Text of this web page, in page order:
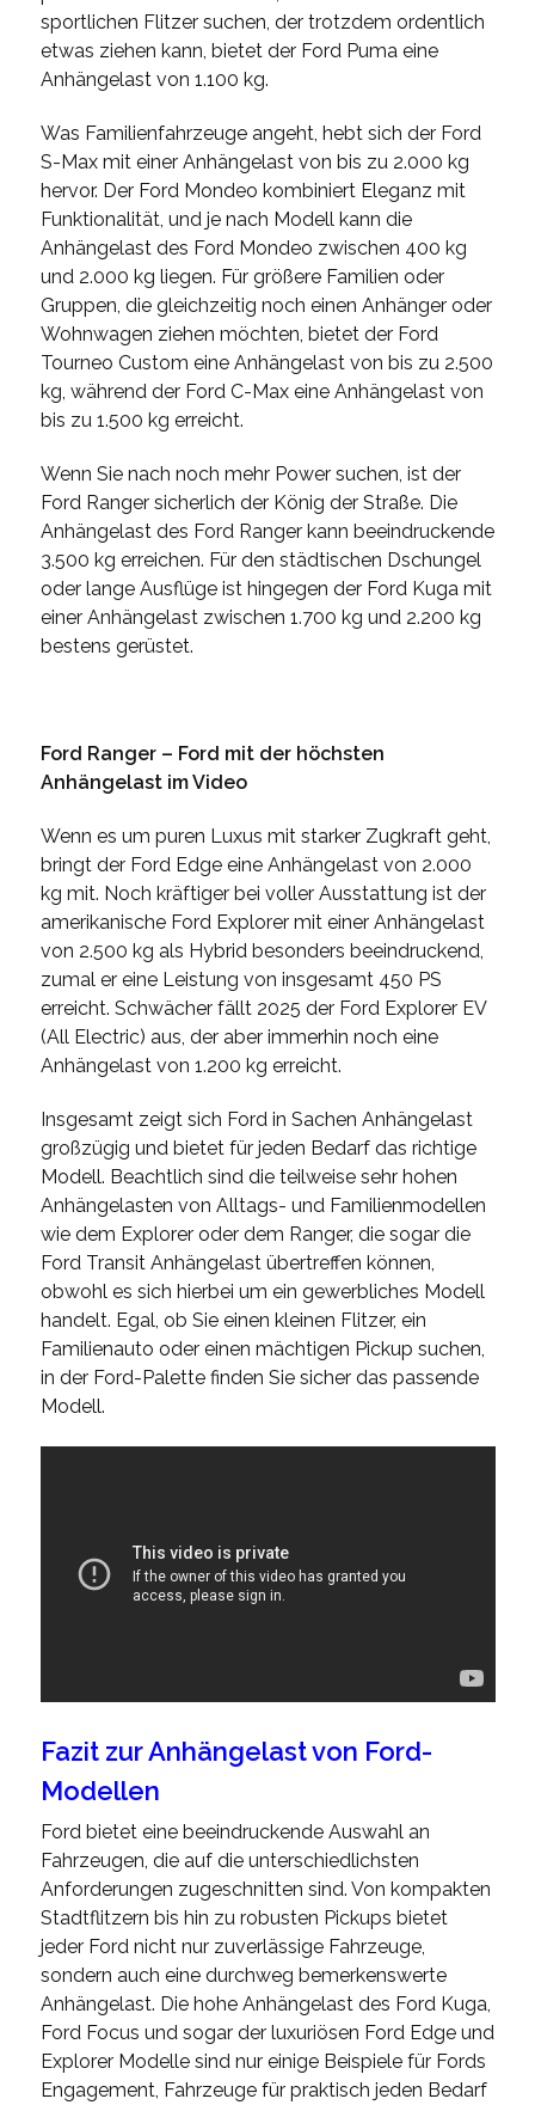
sportlichen Flitzer suchen, der trotzdem ordentlich
etwas ziehen kann, bietet der Ford Puma eine
Anhängelast von 1.100 kg.
Was Familienfahrzeuge angeht, hebt sich der Ford
S-Max mit einer Anhängelast von bis zu 2.000 kg
hervor. Der Ford Mondeo kombiniert Eleganz mit
Funktionalität, und je nach Modell kann die
Anhängelast des Ford Mondeo zwischen 400 kg
und 2.000 kg liegen. Für größere Familien oder
Gruppen, die gleichzeitig noch einen Anhänger oder
Wohnwagen ziehen möchten, bietet der Ford
Tourneo Custom eine Anhängelast von bis zu 2.500
kg, während der Ford C-Max eine Anhängelast von
bis zu 1.500 kg erreicht.
Wenn Sie nach noch mehr Power suchen, ist der
Ford Ranger sicherlich der König der Straße. Die
Anhängelast des Ford Ranger kann beeindruckende
3.500 kg erreichen. Für den städtischen Dschungel
oder lange Ausflüge ist hingegen der Ford Kuga mit
einer Anhängelast zwischen 1.700 kg und 2.200 kg
bestens gerüstet.
Ford Ranger – Ford mit der höchsten
Anhängelast im Video
Wenn es um puren Luxus mit starker Zugkraft geht,
bringt der Ford Edge eine Anhängelast von 2.000
kg mit. Noch kräftiger bei voller Ausstattung ist der
amerikanische Ford Explorer mit einer Anhängelast
von 2.500 kg als Hybrid besonders beeindruckend,
zumal er eine Leistung von insgesamt 450 PS
erreicht. Schwächer fällt 2025 der Ford Explorer EV
(All Electric) aus, der aber immerhin noch eine
Anhängelast von 1.200 kg erreicht.
Insgesamt zeigt sich Ford in Sachen Anhängelast
großzügig und bietet für jeden Bedarf das richtige
Modell. Beachtlich sind die teilweise sehr hohen
Anhängelasten von Alltags- und Familienmodellen
wie dem Explorer oder dem Ranger, die sogar die
Ford Transit Anhängelast übertreffen können,
obwohl es sich hierbei um ein gewerbliches Modell
handelt. Egal, ob Sie einen kleinen Flitzer, ein
Familienauto oder einen mächtigen Pickup suchen,
in der Ford-Palette finden Sie sicher das passende
Modell.
Fazit zur Anhängelast von Ford-
Modellen
Ford bietet eine beeindruckende Auswahl an
Fahrzeugen, die auf die unterschiedlichsten
Anforderungen zugeschnitten sind. Von kompakten
Stadtflitzern bis hin zu robusten Pickups bietet
jeder Ford nicht nur zuverlässige Fahrzeuge,
sondern auch eine durchweg bemerkenswerte
Anhängelast. Die hohe Anhängelast des Ford Kuga,
Ford Focus und sogar der luxuriösen Ford Edge und
Explorer Modelle sind nur einige Beispiele für Fords
Engagement, Fahrzeuge für praktisch jeden Bedarf